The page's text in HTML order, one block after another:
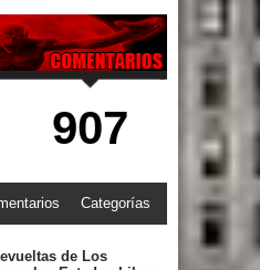
907
Categorías
de Los